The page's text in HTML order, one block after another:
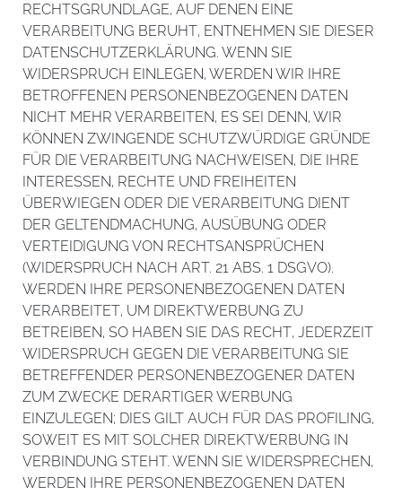
RECHTSGRUNDLAGE, AUF DENEN EINE
VERARBEITUNG BERUHT, ENTNEHMEN SIE DIESER
DATENSCHUTZERKLÄRUNG. WENN SIE
WIDERSPRUCH EINLEGEN, WERDEN WIR IHRE
BETROFFENEN PERSONENBEZOGENEN DATEN
NICHT MEHR VERARBEITEN, ES SEI DENN, WIR
KÖNNEN ZWINGENDE SCHUTZWÜRDIGE GRÜNDE
FÜR DIE VERARBEITUNG NACHWEISEN, DIE IHRE
INTERESSEN, RECHTE UND FREIHEITEN
ÜBERWIEGEN ODER DIE VERARBEITUNG DIENT
DER GELTENDMACHUNG, AUSÜBUNG ODER
VERTEIDIGUNG VON RECHTSANSPRÜCHEN
(WIDERSPRUCH NACH ART. 21 ABS. 1 DSGVO).
WERDEN IHRE PERSONENBEZOGENEN DATEN
VERARBEITET, UM DIREKTWERBUNG ZU
BETREIBEN, SO HABEN SIE DAS RECHT, JEDERZEIT
WIDERSPRUCH GEGEN DIE VERARBEITUNG SIE
BETREFFENDER PERSONENBEZOGENER DATEN
ZUM ZWECKE DERARTIGER WERBUNG
EINZULEGEN; DIES GILT AUCH FÜR DAS PROFILING,
SOWEIT ES MIT SOLCHER DIREKTWERBUNG IN
VERBINDUNG STEHT. WENN SIE WIDERSPRECHEN,
WERDEN IHRE PERSONENBEZOGENEN DATEN